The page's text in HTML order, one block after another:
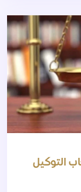
التوكيل